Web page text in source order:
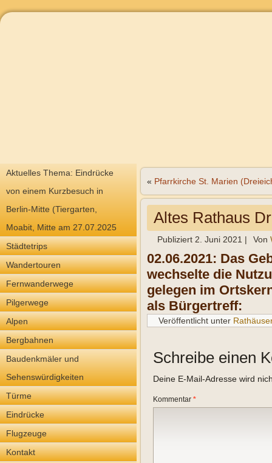
Aktuelles Thema: Eindrücke
von einem Kurzbesuch in
Berlin-Mitte (Tiergarten,
Moabit, Mitte am 27.07.2025
Städtetrips
Wandertouren
Fernwanderwege
Pilgerwege
Alpen
Bergbahnen
Baudenkmäler und
Sehenswürdigkeiten
Türme
Eindrücke
Flugzeuge
Kontakt
« Pfarrkirche St. Marien
Altes Rathaus
Publiziert 2. Juni 2021 | Von
02.06.2021: Das
wechselte die
gelegen im
als Bürgertreff:
Veröffentlicht unter
Schreibe einen
Deine E-Mail-Adresse wird
Kommentar *